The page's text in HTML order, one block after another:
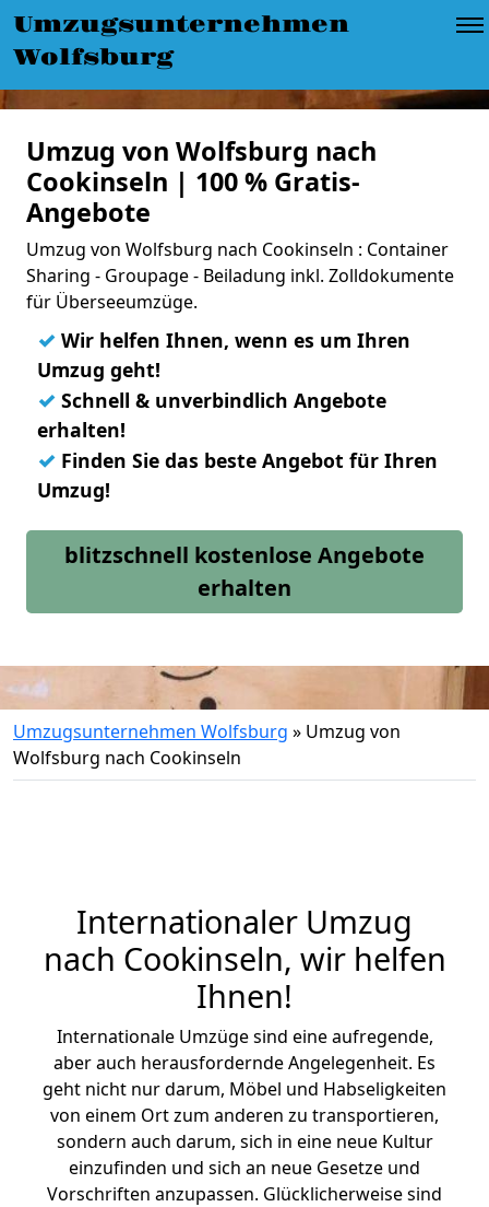
Umzugsunternehmen
Wolfsburg
Umzug von Wolfsburg nach
Cookinseln | 100 % Gratis-
Angebote
Umzug von Wolfsburg nach Cookinseln : Container
Sharing - Groupage - Beiladung inkl. Zolldokumente
für Überseeumzüge.
✓ Wir helfen Ihnen, wenn es um Ihren
Umzug geht!
✓ Schnell & unverbindlich Angebote
erhalten!
✓ Finden Sie das beste Angebot für Ihren
Umzug!
blitzschnell kostenlose Angebote
erhalten
Umzugsunternehmen Wolfsburg » Umzug von
Wolfsburg nach Cookinseln
Internationaler Umzug
nach Cookinseln, wir helfen
Ihnen!
Internationale Umzüge sind eine aufregende,
aber auch herausfordernde Angelegenheit. Es
geht nicht nur darum, Möbel und Habseligkeiten
von einem Ort zum anderen zu transportieren,
sondern auch darum, sich in eine neue Kultur
einzufinden und sich an neue Gesetze und
Vorschriften anzupassen. Glücklicherweise sind